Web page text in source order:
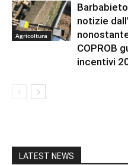
Agricoltura
notizie
COPROB
incentivi
LATEST NEWS